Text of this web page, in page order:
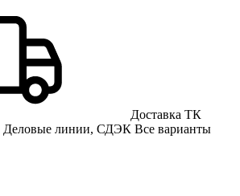
Доставка ТК
Деловые линии, СДЭК Все варианты